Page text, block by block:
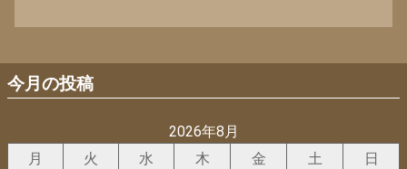
今月の投稿
2026年8月
月
火 水 木 金 土
日